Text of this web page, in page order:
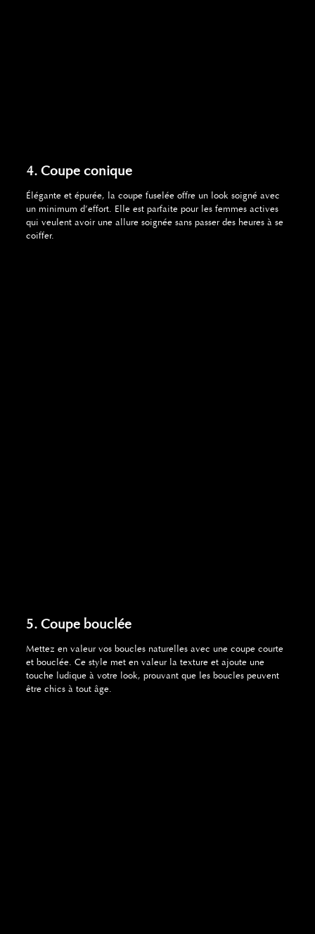
4. Coupe conique
Élégante et épurée, la coupe fuselée offre un look soigné avec
un minimum d’effort. Elle est parfaite pour les femmes actives
qui veulent avoir une allure soignée sans passer des heures à se
coiffer.
5. Coupe bouclée
Mettez en valeur vos boucles naturelles avec une coupe courte
et bouclée. Ce style met en valeur la texture et ajoute une
touche ludique à votre look, prouvant que les boucles peuvent
être chics à tout âge.